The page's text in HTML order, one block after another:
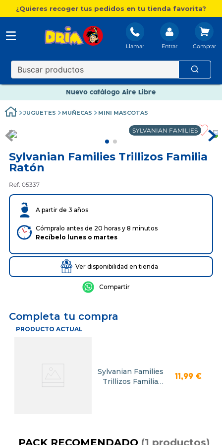
¿Quieres recoger tus pedidos en tu tienda favorita?
Llamar Entrar
Nuevo catálogo Aire Libre
Envío gratis. A partir de 60€(excepto Baleares)
Nuevo catálogo Aire Libre
JUGUETES MUÑECAS MINI MASCOTAS
SYLVANIAN FAMILIES
Sylvanian Families Trillizos Familia
Ratón
Ref. 05337
A partir de 3 años
Cómpralo antes de 20 horas y 8 minutos
Recíbelo lunes o martes
Ver disponibilidad en tienda
Completa tu compra
PRODUCTO ACTUAL
Sylvanian Families
Trillizos Familia
11 ,99 €
PACK RECOMENDADO (1 productos)